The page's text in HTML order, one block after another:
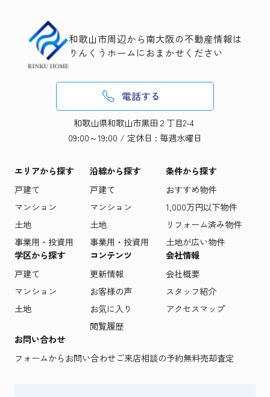
和歌山市周辺から南大阪の不動産情報は
りんくうホームにおまかせください
電話する
和歌山県和歌山市黒田２丁目2-4
09:00～19:00 / 定休日 : 毎週水曜日
エリアから探す
戸建て
マンション
土地
事業用・投資用
沿線から探す
戸建て
マンション
土地
事業用・投資用
条件から探す
おすすめ物件
1,000万円以下物件
リフォーム済み物件
土地が広い物件
学区から探す
戸建て
マンション
土地
コンテンツ
更新情報
お客様の声
お気に入り
閲覧履歴
会社情報
会社概要
スタッフ紹介
アクセスマップ
お問い合わせ
フォームからお問い合わせご来店相談の予約無料売却査定